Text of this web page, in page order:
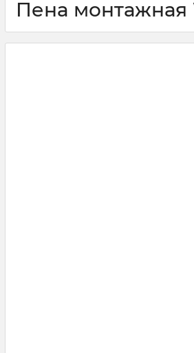
Пена монтажная